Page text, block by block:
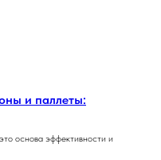
и паллеты:
основа эффективности и